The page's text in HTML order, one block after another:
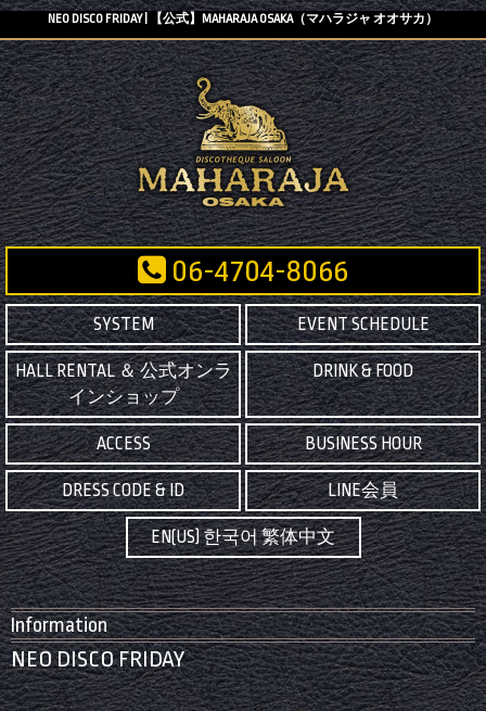
NEO DISCO FRIDAY | 【公式】MAHARAJA OSAKA（マハラジャ オオサカ）
06-4704-8066
SYSTEM EVENT SCHEDULE
HALL RENTAL ＆ 公式オンラ
インショップ
DRINK & FOOD
ACCESS BUSINESS HOUR
DRESS CODE & ID LINE会員
EN(US) 한국어 繁体中文
Information
NEO DISCO FRIDAY